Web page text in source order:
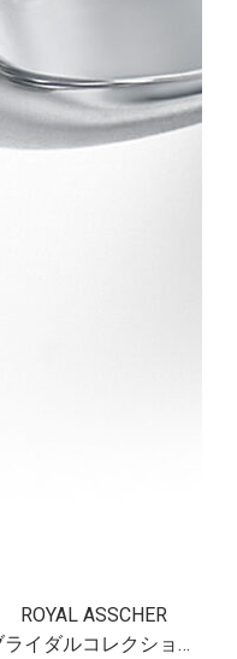
ROYAL ASSCHER
ブライダルコレクション フロリアード